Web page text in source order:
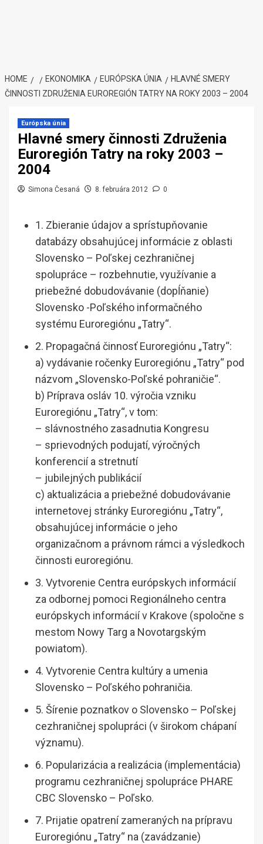
HOME EKONOMIKA EURÓPSKA ÚNIA
HLAVNÉ SMERY
ČINNOSTI ZDRUŽENIA EUROREGIÓN TATRY NA ROKY 2003 – 2004
Európska únia
Hlavné smery činnosti Združenia
Euroregión Tatry na roky 2003 –
2004
Simona Česaná 8. februára 2012 0
1. Zbieranie údajov a sprístupňovanie
databázy obsahujúcej informácie z oblasti
Slovensko – Poľskej cezhraničnej
spolupráce – rozbehnutie, využívanie a
priebežné dobudovávanie (dopĺňanie)
Slovensko -Poľského informačného
systému Euroregiónu „Tatry“.
2. Propagačná činnosť Euroregiónu „Tatry“:
a) vydávanie ročenky Euroregiónu „Tatry“ pod
názvom „Slovensko-Poľské pohraničie“.
b) Príprava osláv 10. výročia vzniku
Euroregiónu „Tatry“, v tom:
– slávnostného zasadnutia Kongresu
– sprievodných podujatí, výročných
konferencií a stretnutí
– jubilejných publikácií
c) aktualizácia a priebežné dobudovávanie
internetovej stránky Euroregiónu „Tatry“,
obsahujúcej informácie o jeho
organizačnom a právnom rámci a výsledkoch
činnosti euroregiónu.
3. Vytvorenie Centra európskych informácií
za odbornej pomoci Regionálneho centra
európskych informácií v Krakove (spoločne s
mestom Nowy Targ a Novotargským
powiatom).
4. Vytvorenie Centra kultúry a umenia
Slovensko – Poľského pohraničia.
5. Šírenie poznatkov o Slovensko – Poľskej
cezhraničnej spolupráci (v širokom chápaní
významu).
6. Popularizácia a realizácia (implementácia)
programu cezhraničnej spolupráce PHARE
CBC Slovensko – Poľsko.
7. Prijatie opatrení zameraných na prípravu
Euroregiónu „Tatry“ na (zavádzanie)